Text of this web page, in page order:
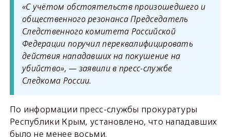
«С учётом обстоятельств произошедшего и
общественного резонанса Председатель
Следственного комитета Российской
Федерации поручил переквалифицировать
действия нападавших на покушение на
убийство», — заявили в пресс-службе
Следкома России.
По информации пресс-службы прокуратуры
Республики Крым, установлено, что нападавших
было не менее восьми.